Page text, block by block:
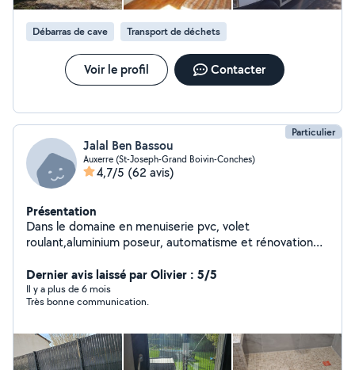
Débarras de cave Transport de déchets
Voir le profil Contacter
Particulier
Jalal Ben Bassou
Auxerre (St-Joseph-Grand Boivin-Conches)
4,7/5 (62 avis)
Présentation
Dans le domaine en menuiserie pvc, volet
roulant,aluminium poseur, automatisme et rénovation
électricien.multi services.
Dernier avis laissé par Olivier : 5/5
Il y a plus de 6 mois
Très bonne communication.